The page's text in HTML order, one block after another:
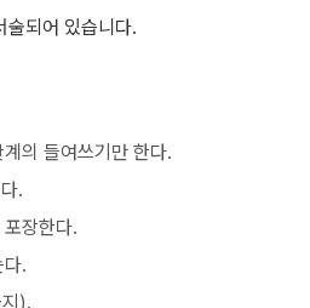
술되어 있습니다.
의 들여쓰기만 한다.
.
장한다.
.
).